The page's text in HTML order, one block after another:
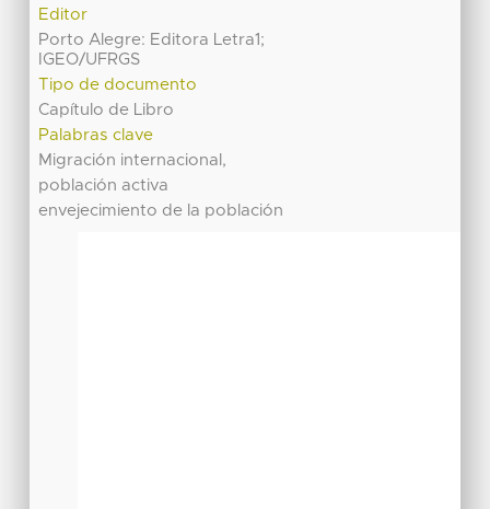
Editor
Porto Alegre: Editora Letra1;
IGEO/UFRGS
Tipo de documento
Capítulo de Libro
Palabras clave
Migración internacional,
población activa
envejecimiento de la población